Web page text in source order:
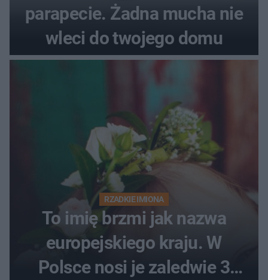
parapecie. Żadna mucha nie
wleci do twojego domu
RZADKIE IMIONA
To imię brzmi jak nazwa
europejskiego kraju. W
Polsce nosi je zaledwie 3